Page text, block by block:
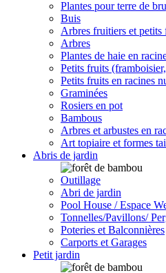
Plantes pour terre de
Buis
Arbres fruitiers et petits
Arbres
Plantes de haie en
Petits fruits
Petits fruits en racines
Graminées
Rosiers en pot
Bambous
Arbres et arbustes en
Art topiaire et formes
Abris de jardin
Outillage
Abri de jardin
Pool House / Espace
Tonnelles/Pavillons/
Poteries et Balconnières
Carports et Garages
Petit jardin